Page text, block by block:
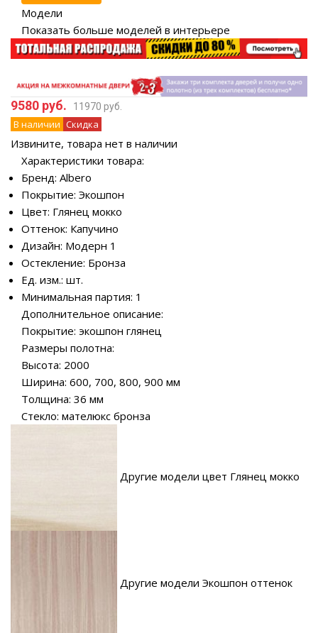
Модели
Показать больше моделей в интерьере
9580 руб. 11970 руб.
В наличии Скидка
Извините, товара нет в наличии
Характеристики товара:
Бренд: Albero
Покрытие: Экошпон
Цвет: Глянец мокко
Оттенок: Капучино
Дизайн: Модерн 1
Остекление: Бронза
Ед. изм.: шт.
Минимальная партия: 1
Дополнительное описание:
Покрытие: экошпон глянец
Размеры полотна:
Высота: 2000
Ширина: 600, 700, 800, 900 мм
Толщина: 36 мм
Стекло: мателюкс бронза
Другие модели цвет Глянец мокко
Другие модели Экошпон оттенок